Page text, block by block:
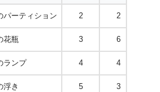
パーティション 2 2
花瓶 3 6
ランプ 4 4
浮き 5 3